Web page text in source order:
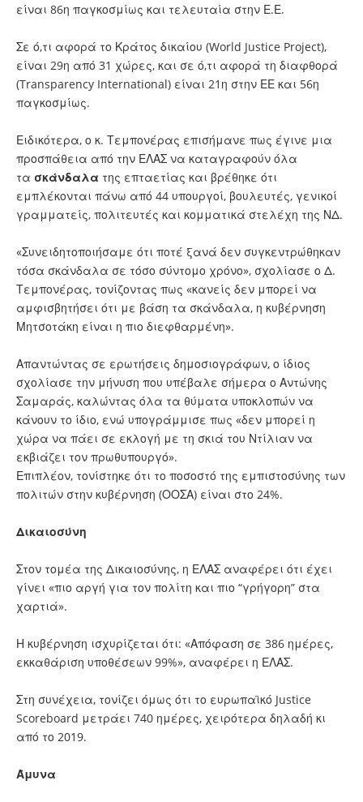
είναι 86η παγκοσμίως και τελευταία στην Ε.Ε.
Σε ό,τι αφορά το Κράτος δικαίου (World Justice Project),
είναι 29η από 31 χώρες, και σε ό,τι αφορά τη διαφθορά
(Transparency International) είναι 21η στην ΕΕ και 56η
παγκοσμίως.
Ειδικότερα, ο κ. Τεμπονέρας επισήμανε πως έγινε μια
προσπάθεια από την ΕΛΑΣ να καταγραφούν όλα
τα σκάνδαλα της επταετίας και βρέθηκε ότι
εμπλέκονται πάνω από 44 υπουργοί, βουλευτές, γενικοί
γραμματείς, πολιτευτές και κομματικά στελέχη της ΝΔ.
«Συνειδητοποιήσαμε ότι ποτέ ξανά δεν συγκεντρώθηκαν
τόσα σκάνδαλα σε τόσο σύντομο χρόνο», σχολίασε ο Δ.
Τεμπονέρας, τονίζοντας πως «κανείς δεν μπορεί να
αμφισβητήσει ότι με βάση τα σκάνδαλα, η κυβέρνηση
Μητσοτάκη είναι η πιο διεφθαρμένη».
Απαντώντας σε ερωτήσεις δημοσιογράφων, ο ίδιος
σχολίασε την μήνυση που υπέβαλε σήμερα ο Αντώνης
Σαμαράς, καλώντας όλα τα θύματα υποκλοπών να
κάνουν το ίδιο, ενώ υπογράμμισε πως «δεν μπορεί η
χώρα να πάει σε εκλογή με τη σκιά του Ντίλιαν να
εκβιάζει τον πρωθυπουργό».
Επιπλέον, τονίστηκε ότι το ποσοστό της εμπιστοσύνης των
πολιτών στην κυβέρνηση (ΟΟΣΑ) είναι στο 24%.
Δικαιοσύνη
Στον τομέα της Δικαιοσύνης, η ΕΛΑΣ αναφέρει ότι έχει
γίνει «πιο αργή για τον πολίτη και πιο “γρήγορη” στα
χαρτιά».
Η κυβέρνηση ισχυρίζεται ότι: «Απόφαση σε 386 ημέρες,
εκκαθάριση υποθέσεων 99%», αναφέρει η ΕΛΑΣ.
Στη συνέχεια, τονίζει όμως ότι το ευρωπαϊκό Justice
Scoreboard μετράει 740 ημέρες, χειρότερα δηλαδή κι
από το 2019.
Άμυνα